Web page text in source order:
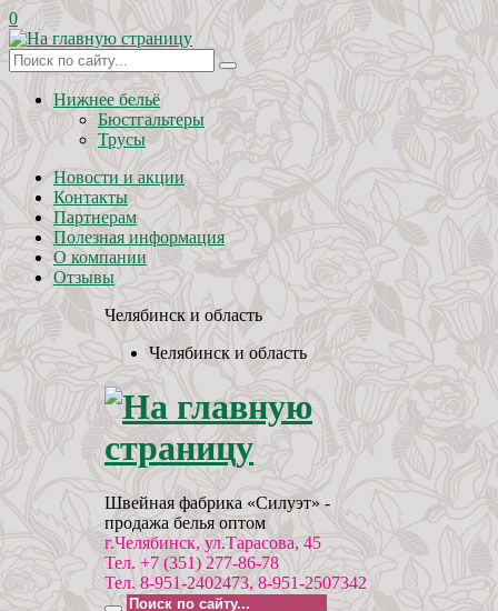
0
Нижнее бельё
Бюстгальтеры
Трусы
Новости и акции
Контакты
Партнерам
Полезная информация
О компании
Отзывы
Челябинск и область
Челябинск и область
Швейная фабрика «Силуэт» -
продажа белья оптом
г.Челябинск, ул.Тарасова, 45
Тел. +7 (351) 277-86-78
Тел. 8-951-2402473, 8-951-2507342